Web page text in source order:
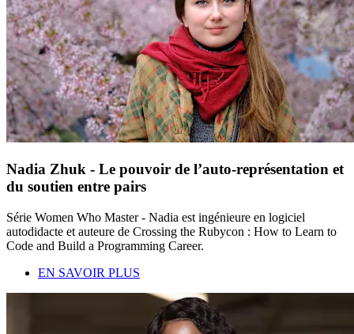
Nadia Zhuk - Le pouvoir de l’auto-représentation et
du soutien entre pairs
Série Women Who Master - Nadia est ingénieure en logiciel
autodidacte et auteure de Crossing the Rubycon : How to Learn to
Code and Build a Programming Career.
EN SAVOIR PLUS